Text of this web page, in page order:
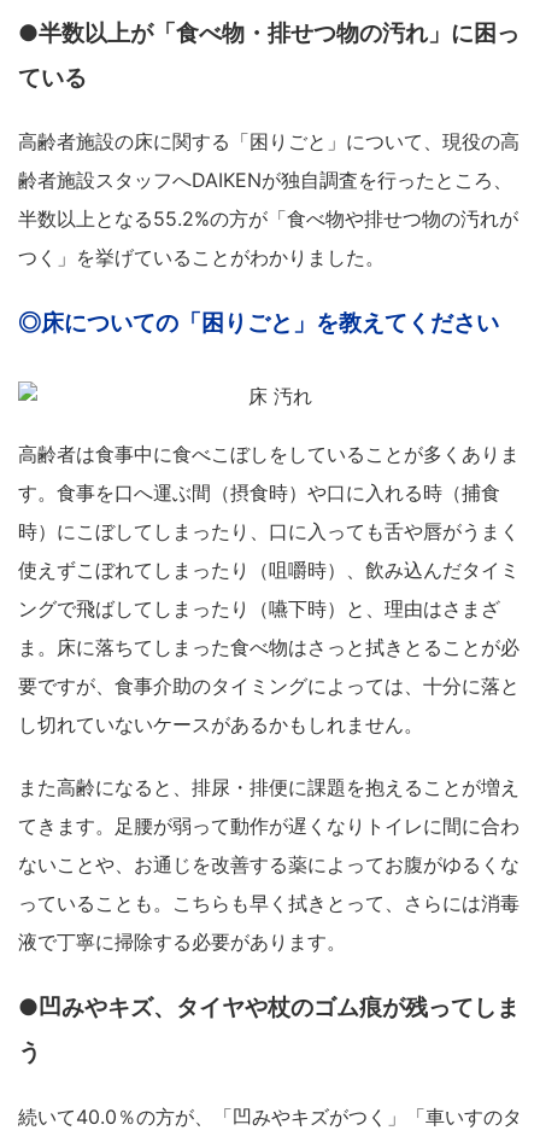
●半数以上が「食べ物・排せつ物の汚れ」に困っ
ている
高齢者施設の床に関する「困りごと」について、現役の高
齢者施設スタッフへDAIKENが独自調査を行ったところ、
半数以上となる55.2%の方が「食べ物や排せつ物の汚れが
つく」を挙げていることがわかりました。
◎床についての「困りごと」を教えてください
高齢者は食事中に食べこぼしをしていることが多くありま
す。食事を口へ運ぶ間（摂食時）や口に入れる時（捕食
時）にこぼしてしまったり、口に入っても舌や唇がうまく
使えずこぼれてしまったり（咀嚼時）、飲み込んだタイミ
ングで飛ばしてしまったり（嚥下時）と、理由はさまざ
ま。床に落ちてしまった食べ物はさっと拭きとることが必
要ですが、食事介助のタイミングによっては、十分に落と
し切れていないケースがあるかもしれません。
また高齢になると、排尿・排便に課題を抱えることが増え
てきます。足腰が弱って動作が遅くなりトイレに間に合わ
ないことや、お通じを改善する薬によってお腹がゆるくな
っていることも。こちらも早く拭きとって、さらには消毒
液で丁寧に掃除する必要があります。
●凹みやキズ、タイヤや杖のゴム痕が残ってしま
う
続いて40.0％の方が、「凹みやキズがつく」「車いすのタ